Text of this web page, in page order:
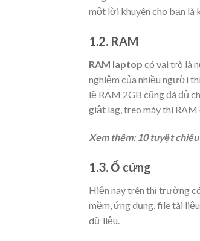
một lời khuyên cho bạn là
1.2. RAM
RAM laptop có vai trò là
nghiệm của nhiều người
lẽ RAM 2GB cũng đã đủ
giật lag, treo máy thì
Xem thêm: 10 tuyệt
1.3. Ổ cứng
Hiện nay trên thị trường
mềm, ứng dụng, file tài
dữ liệu.